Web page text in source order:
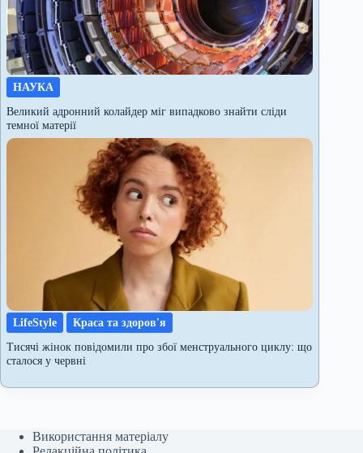
НАУКА
Великий адронний колайдер міг випадково знайти сліди
темної матерії
LifeStyle
Краса та здоров'я
Тисячі жінок повідомили про збої менструального циклу: що
сталося у червні
Використання матеріалу